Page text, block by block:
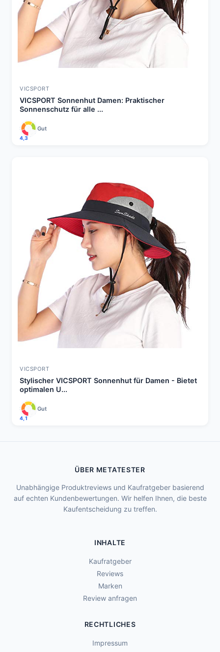
VICSPORT
VICSPORT Sonnenhut Damen: Praktischer
Sonnenschutz für alle ...
4,3
Gut
VICSPORT
Stylischer VICSPORT Sonnenhut für Damen - Bietet
optimalen U...
4,1
Gut
ÜBER METATESTER
Unabhängige Produktreviews und Kaufratgeber basierend
auf echten Kundenbewertungen. Wir helfen Ihnen, die beste
Kaufentscheidung zu treffen.
INHALTE
Kaufratgeber
Reviews
Marken
Review anfragen
RECHTLICHES
Impressum